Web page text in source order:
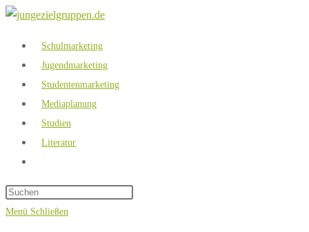
Zum
springen
Schulmarketing
Jugendmarketing
Studentenmarketing
Mediaplanung
Studien
Literatur
Menü Schließen